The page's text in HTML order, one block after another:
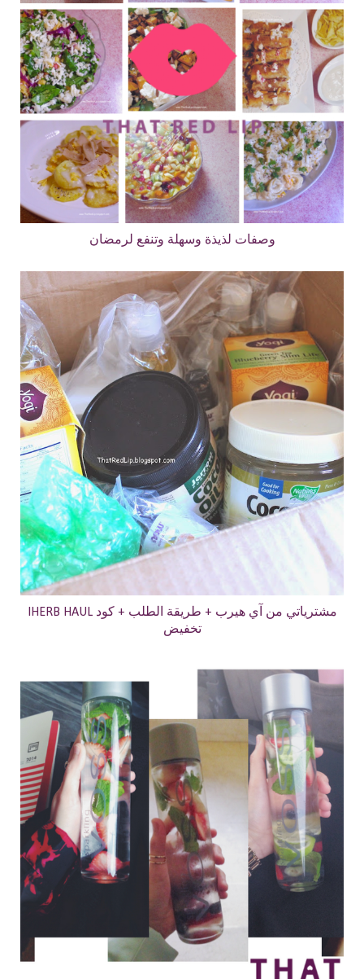
وصفات لذيذة وسهلة وتنفع لرمضان
IHERB HAUL مشترياتي من آي هيرب + طريقة الطلب + كود
تخفيض